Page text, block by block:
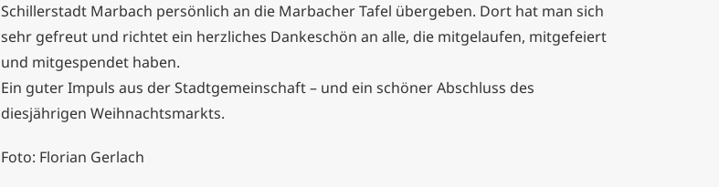
Schillerstadt Marbach persönlich an die Marbacher Tafel übergeben. Dort hat man sich
sehr gefreut und richtet ein herzliches Dankeschön an alle, die mitgelaufen, mitgefeiert
und mitgespendet haben.
Ein guter Impuls aus der Stadtgemeinschaft – und ein schöner Abschluss des
diesjährigen Weihnachtsmarkts.
Foto: Florian Gerlach